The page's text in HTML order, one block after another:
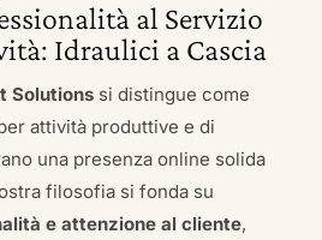
al Servizio
Idraulici a Cascia
Solutionssi distingue come
attività produttive e di
una presenza online solida
filosofia si fonda su
e attenzione al cliente,